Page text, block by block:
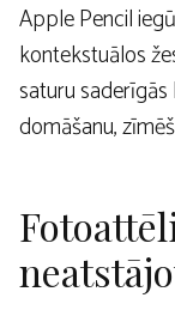
Apple Pencil
kontekstuālos
saturu
domāšanu,